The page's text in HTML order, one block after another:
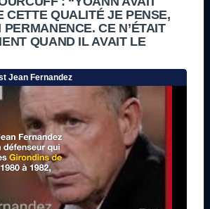
CETTE QUALITÉ JE PENSE,
CE N’ÉTAIT
QUAND IL AVAIT LE